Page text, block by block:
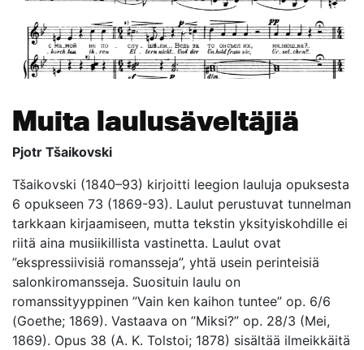
Muita laulusäveltäjiä
Pjotr Tšaikovski
Tšaikovski (1840–93) kirjoitti leegion lauluja opuksesta
6 opukseen 73 (1869-93). Laulut perustuvat tunnelman
tarkkaan kirjaamiseen, mutta tekstin yksityiskohdille ei
riitä aina musiikillista vastinetta. Laulut ovat
”ekspressiivisiä romansseja”, yhtä usein perinteisiä
salonkiromansseja. Suosituin laulu on
romanssityyppinen ”Vain ken kaihon tuntee” op. 6/6
(Goethe; 1869). Vastaava on ”Miksi?” op. 28/3 (Mei,
1869). Opus 38 (A. K. Tolstoi; 1878) sisältää ilmeikkäitä